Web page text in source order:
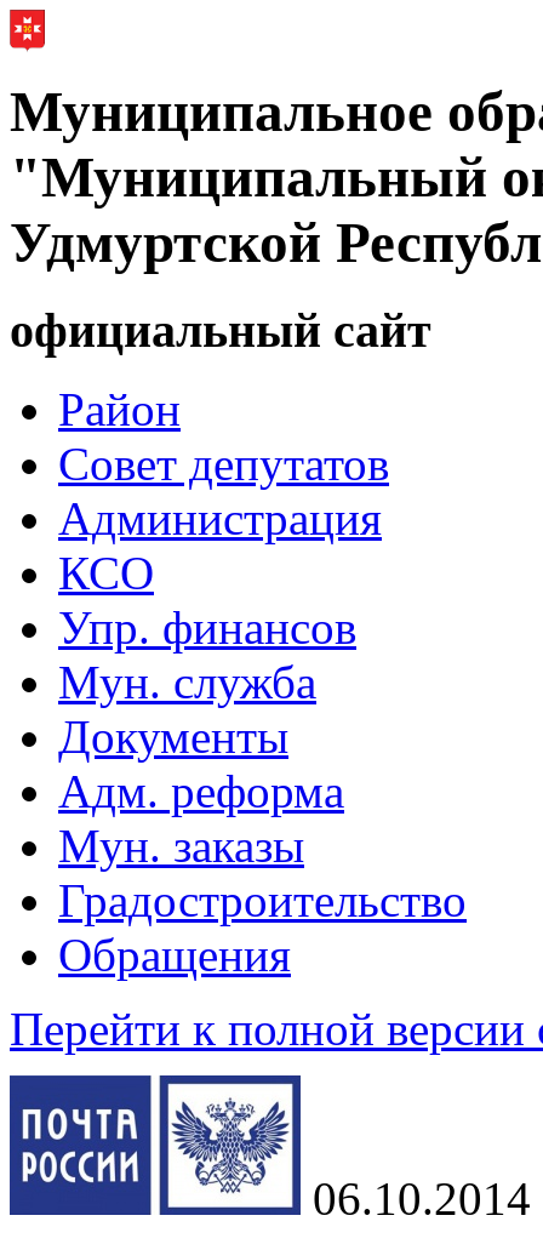
Муниципальное
"Муниципальный
Удмуртской
официальный сайт
Район
Совет депутатов
Администрация
КСО
Упр. финансов
Мун. служба
Документы
Адм. реформа
Мун. заказы
Градостроительство
Обращения
Перейти к полной версии
06.10.2014